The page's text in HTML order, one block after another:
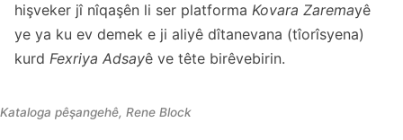
hişveker jî nîqaşên li ser platforma Kovara Zaremayê
ye ya ku ev demek e ji aliyê dîtanevana (tîorîsyena)
kurd Fexriya Adsayê ve tête birêvebirin.
Kataloga pêşangehê, Rene Block